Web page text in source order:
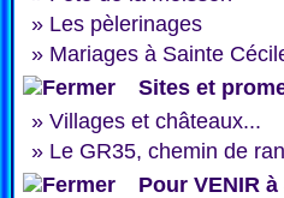
» Les pèlerinages
» Mariages à Sainte
Sites et
» Villages et châteaux...
» Le GR35, chemin de
Pour VENIR